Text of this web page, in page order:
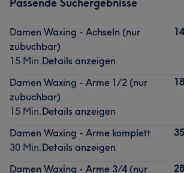
Damen Waxing - Achseln (nur
zubuchbar)
15 Min.Details anzeigen
Damen Waxing - Arme 1/2 (nur
zubuchbar)
15 Min.Details anzeigen
Damen Waxing - Arme komplett
30 Min.Details anzeigen
Damen Waxing - Arme 3/4 (nur